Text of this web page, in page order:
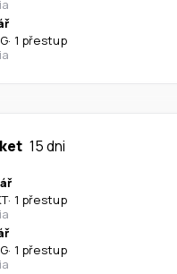
· 1 přestup
15 dni
· 1 přestup
· 1 přestup